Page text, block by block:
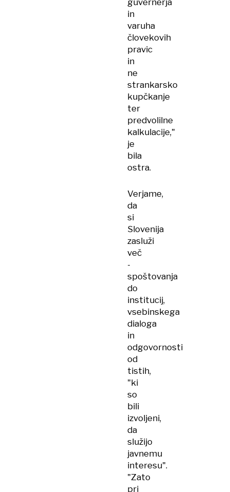
in
varuha
človekovih
pravic
in
ne
strankarsko
kupčkanje
ter
predvolilne
kalkulacije,"
je
bila
ostra.
Verjame,
da
si
Slovenija
zasluži
več
-
spoštovanja
do
institucij,
vsebinskega
dialoga
in
odgovornosti
od
tistih,
"ki
so
bili
izvoljeni,
da
služijo
javnemu
interesu".
"Zato
pri